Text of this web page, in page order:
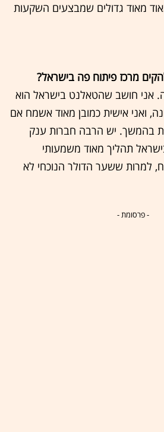
מאוד גדולים שמבצעים השקעות
מרכז פיתוח פה בישראל?
אני חושב שהטאלנט בישראל הוא
ואני אישית כמובן מאוד אשמח אם
בהמשך. יש הרבה חברות ענק
תהליך מאוד משמעותי
למרות ששער הדולר הנוכחי לא
- פרסומת -